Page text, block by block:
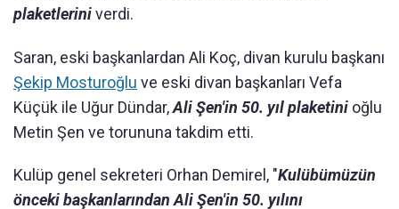
plaketleriniverdi.
Saran, eski başkanlardan Ali Koç, divan kurulu başkanı
Şekip Mosturoğlu ve eski divan başkanları Vefa
Küçük ile Uğur Dündar,Ali Şen'in 50. yıl plaketini oğlu
Metin Şen ve torununa takdim etti.
Kulüp genel sekreteri Orhan Demirel, "Kulübümüzün
önceki başkanlarından Ali Şen'in 50. yılını